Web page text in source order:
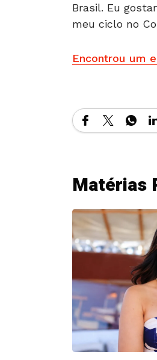
Brasil. Eu
meu ciclo no
Encontrou um
Matérias